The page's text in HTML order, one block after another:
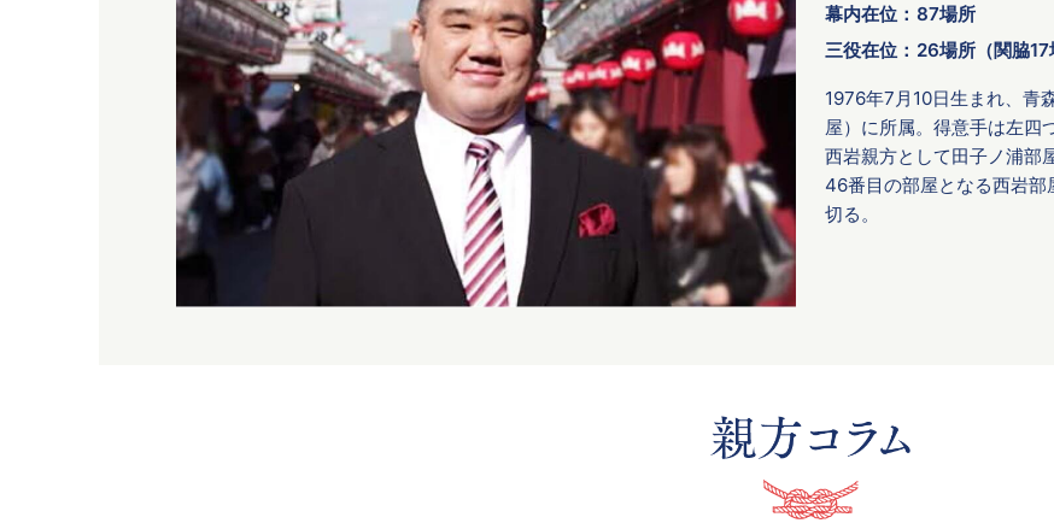
幕内在位： 87場所
三役在位： 26場所（関脇17
1976年7月10日生まれ、青
屋）に所属。得意手は左四
西岩親方として田子ノ浦部
46番目の部屋となる西岩
切る。